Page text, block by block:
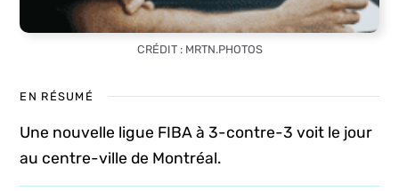
CRÉDIT : MRTN.PHOTOS
EN RÉSUMÉ
Une nouvelle ligue FIBA à 3-contre-3 voit le jour
au centre-ville de Montréal.